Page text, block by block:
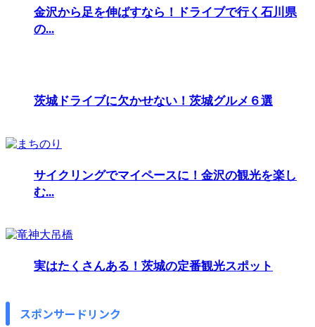
金沢から足を伸ばすなら！ドライブで行く石川県
の...
茨城ドライブに欠かせない！茨城グルメ６選
サイクリングでマイペースに！金沢の観光を楽し
む...
実はたくさんある！茨城の定番観光スポット
スポンサードリンク